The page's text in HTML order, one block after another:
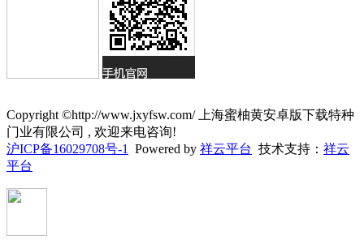
Copyright ©http://www.jxyfsw.com/ 上海蜜柚黄安卓版下载特种
门业有限公司 , 欢迎来电咨询!
沪ICP备16029708号-1
Powered by 祥云平台 技术支持： 祥云
平台